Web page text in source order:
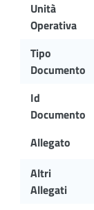
Unità
Operativa
Tipo
Documento
Id
Documento
Allegato
Altri
Allegati